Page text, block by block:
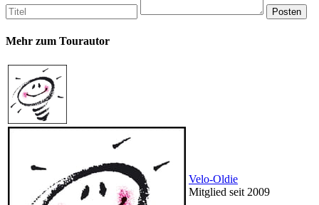
Mehr zum Tourautor
Velo-Oldie
Mitglied seit 2009